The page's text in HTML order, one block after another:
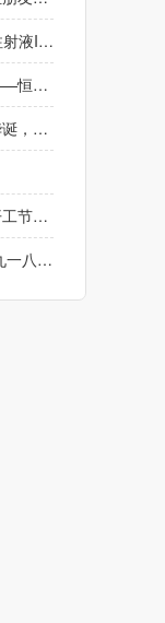
HF001脐带间充质干细胞注射液IND获受理，1.2亿糖友或迎来治疗“新希望”
月圆人团圆，共赏中秋夜——恒峰生物致全体同仁及合作伙伴的中秋祝福
恒峰生物献礼国庆：共庆华诞，祈愿昌盛
正月初八，春风启新程，开工节节高！
每个中国人 铭记这一天【九一八】勿忘国耻、铭记历史